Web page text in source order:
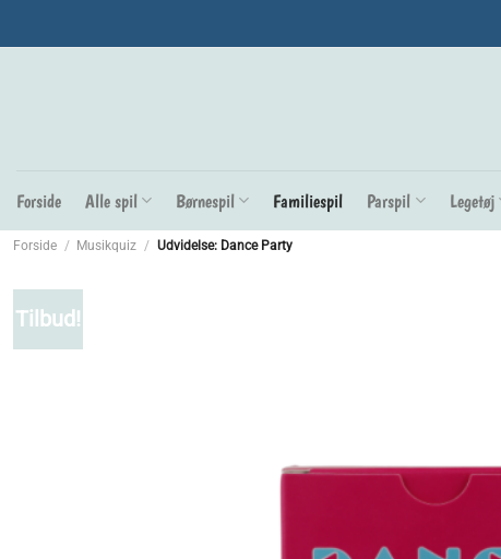
Forside Alle spil Børnespil Familiespil Parspil Legetøj
Forside / Musikquiz / Udvidelse: Dance Party
Tilbud!